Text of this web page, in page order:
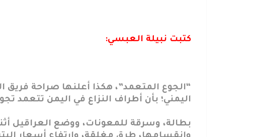
كتبت نبيلة العبسي:
“الجوع المتعمد”، هكذا أعلنها صراحة فريق
اليمني؛ بأن أطراف النزاع في اليمن تتعمد
بطالة، وسرقة للمعونات، ووضع العراقيل